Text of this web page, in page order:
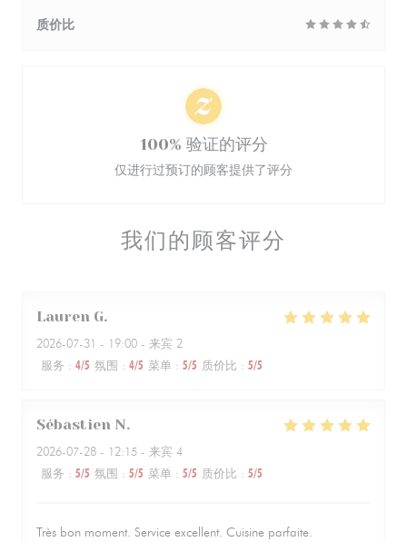
我们的顾客评分
Lauren G
2026-07-31 - 19:00 - 来宾 2
服务 : 4/5 氛围 : 4/5 菜单 : 5/5 质价比 : 5/5
Sébastien N
2026-07-28 - 12:15 - 来宾 4
服务 : 5/5 氛围 : 5/5 菜单 : 5/5 质价比 : 5/5
Très bon moment. Service excellent. Cuisine parfaite.
质价比
100% 验证的评分
仅进行过预订的顾客提供了评分